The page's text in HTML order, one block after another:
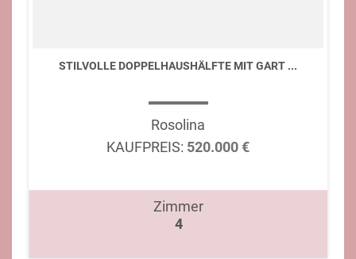
STILVOLLE DOPPELHAUSHÄLFTE MIT GART ...
Rosolina
KAUFPREIS: 520.000 €
Zimmer
4